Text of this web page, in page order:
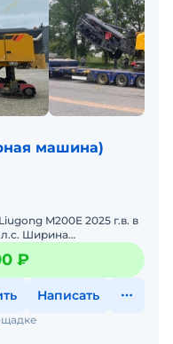
машина)
M200E 2025 г.в. в
Масса - 35&rsq
₽
Написать